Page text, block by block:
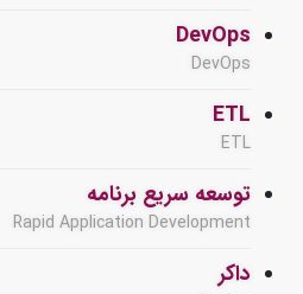
DevOps
DevOps
ETL
ETL
توسعه سریع برنامه
Rapid Application Development
داکر